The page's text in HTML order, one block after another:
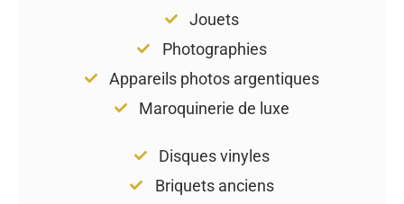
Jouets
Photographies
Appareils photos argentiques
Maroquinerie de luxe
Disques vinyles
Briquets anciens